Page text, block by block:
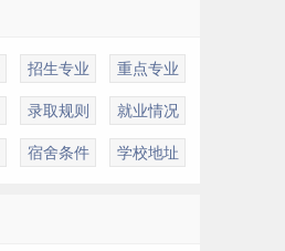
招生专业 重点专业
录取规则 就业情况
宿舍条件 学校地址